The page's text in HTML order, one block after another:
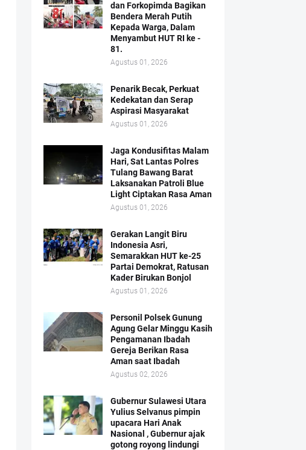
dan Forkopimda Bagikan
Bendera Merah Putih
Kepada Warga, Dalam
Menyambut HUT RI ke -
81.
Agustus 01, 2026
Penarik Becak, Perkuat
Kedekatan dan Serap
Aspirasi Masyarakat
Agustus 01, 2026
Jaga Kondusifitas Malam
Hari, Sat Lantas Polres
Tulang Bawang Barat
Laksanakan Patroli Blue
Light Ciptakan Rasa Aman
Agustus 01, 2026
Gerakan Langit Biru
Indonesia Asri,
Semarakkan HUT ke-25
Partai Demokrat, Ratusan
Kader Birukan Bonjol
Agustus 01, 2026
Personil Polsek Gunung
Agung Gelar Minggu Kasih
Pengamanan Ibadah
Gereja Berikan Rasa
Aman saat Ibadah
Agustus 02, 2026
Gubernur Sulawesi Utara
Yulius Selvanus pimpin
upacara Hari Anak
Nasional , Gubernur ajak
gotong royong lindungi